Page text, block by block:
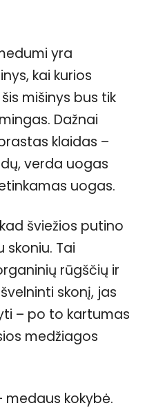
yra
kai kurios
mišinys bus tik
Dažnai
klaidas –
verda uogas
uogas.
šviežios putino
skoniu. Tai
rūgščių ir
skonį, jas
– po to kartumas
medžiagos
medaus kokybė.